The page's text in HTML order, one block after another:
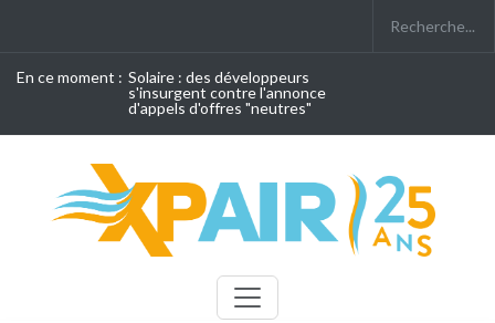
En ce moment : Solaire : des développeurs
s'insurgent contre l'annonce
d'appels d'offres "neutres"